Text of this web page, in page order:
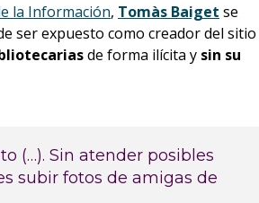
la Información, Tomàs Baiget se
ser expuesto como creador del sitio
de forma ilícita y sin su
(…). Sin atender posibles
subir fotos de amigas de